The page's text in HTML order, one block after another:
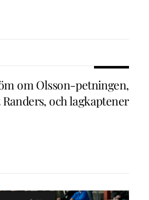
om Olsson-petningen,
och lagkaptener